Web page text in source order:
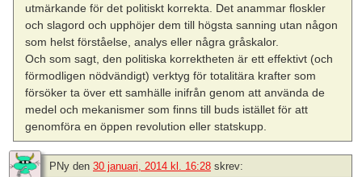
utmärkande för det politiskt korrekta. Det anammar floskler
och slagord och upphöjer dem till högsta sanning utan någon
som helst förståelse, analys eller några gråskalor.
Och som sagt, den politiska korrektheten är ett effektivt (och
förmodligen nödvändigt) verktyg för totalitära krafter som
försöker ta över ett samhälle inifrån genom att använda de
medel och mekanismer som finns till buds istället för att
genomföra en öppen revolution eller statskupp.
PNy den 30 januari, 2014 kl. 16:28 skrev: